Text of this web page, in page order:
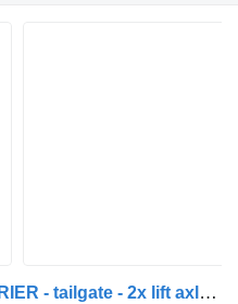
Schmitz Cargobull N/A CARRIER - tailgate - 2x lift axle - dual temperature - minus